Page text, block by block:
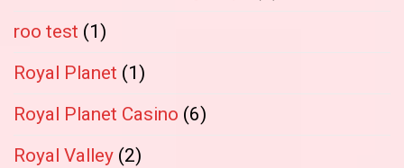
roo test (1)
Royal Planet (1)
Royal Planet Casino (6)
Royal Valley (2)